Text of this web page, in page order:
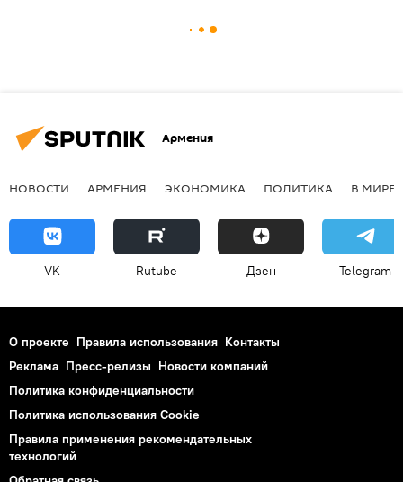
Армения
НОВОСТИ АРМЕНИЯ ЭКОНОМИКА ПОЛИТИКА В МИРЕ
VK Rutube Дзен Telegram
О проекте Правила использования Контакты
Реклама Пресс-релизы Новости компаний
Политика конфиденциальности
Политика использования Cookie
Правила применения рекомендательных
технологий